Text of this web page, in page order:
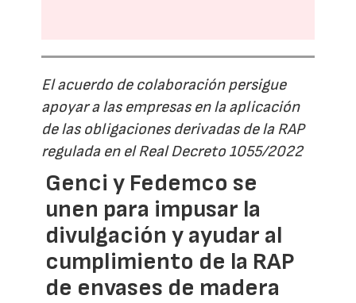
El acuerdo de colaboración persigue
apoyar a las empresas en la aplicación
de las obligaciones derivadas de la RAP
regulada en el Real Decreto 1055/2022
Genci y Fedemco se
unen para impusar la
divulgación y ayudar al
cumplimiento de la RAP
de envases de madera